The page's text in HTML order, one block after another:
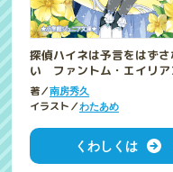
探偵ハイネは予言をはずさ
い ファントム・エイリア
著／南房秀久
イラスト／わたあめ
くわしくは